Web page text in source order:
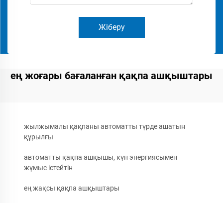
Жіберу
ең жоғары бағаланған қақпа ашқыштары
жылжымалы қақпаны автоматты түрде ашатын
құрылғы
автоматты қақпа ашқышы, күн энергиясымен
жұмыс істейтін
ең жақсы қақпа ашқыштары